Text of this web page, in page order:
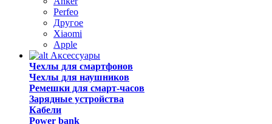
Perfeo
Другое
Xiaomi
Apple
Аксессуары
Чехлы для смартфонов
Чехлы для наушников
Ремешки для смарт-часов
Зарядные устройства
Кабели
Power bank